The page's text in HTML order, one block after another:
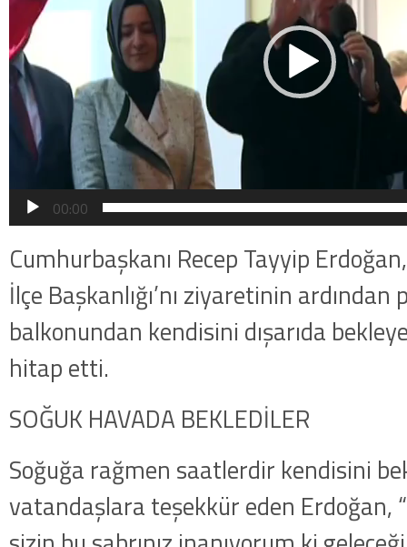
00:00
Cumhurbaşkanı Recep Tayyip
İlçe Başkanlığı’nı ziyaretinin ardından
balkonundan kendisini dışarıda
hitap etti.
SOĞUK HAVADA BEKLEDİLER
Soğuğa rağmen saatlerdir kendisini
vatandaşlara teşekkür eden Erdoğan,